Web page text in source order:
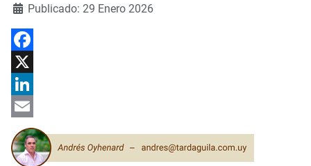
Detalles
Publicado: 29 Enero 2026
Facebook
X
LinkedIn
Email